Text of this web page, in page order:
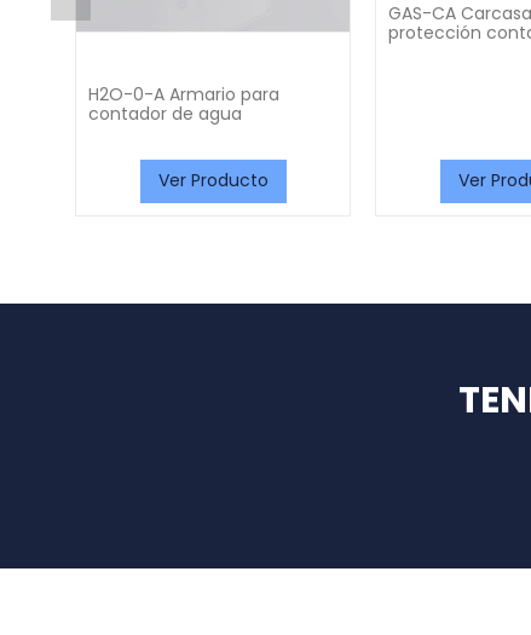
H2O-0-A Armario para
contador de agua
Ver Producto
GAS-CA
protección
Ver